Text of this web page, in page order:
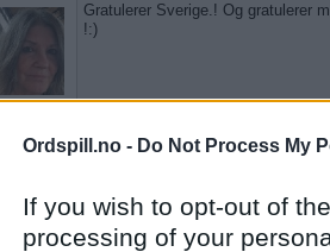
Ordspill.no - Do Not Process My
If you wish to opt-out of
processing of your
Gratulerer Sverige.! Og gratulerer
!:)
At jeg er stuptrøtt , og må legge
natt